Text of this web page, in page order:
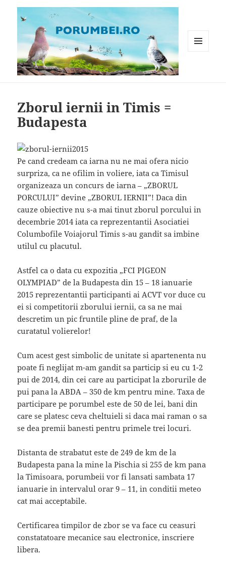
Zborul iernii in Timis =
Budapesta
Pe cand credeam ca iarna nu ne mai ofera nicio
surpriza, ca ne ofilim in voliere, iata ca Timisul
organizeaza un concurs de iarna – „ZBORUL
PORCULUI” devine „ZBORUL IERNII”! Daca din
cauze obiective nu s-a mai tinut zborul porcului in
decembrie 2014 iata ca reprezentantii Asociatiei
Columbofile Voiajorul Timis s-au gandit sa imbine
utilul cu placutul.
Astfel ca o data cu expozitia „FCI PIGEON
OLYMPIAD” de la Budapesta din 15 – 18 ianuarie
2015 reprezentantii participanti ai ACVT vor duce cu
ei si competitorii zborului iernii, ca sa ne mai
descretim un pic fruntile pline de praf, de la
curatatul volierelor!
Cum acest gest simbolic de unitate si apartenenta nu
poate fi neglijat m-am gandit sa particip si eu cu 1-2
pui de 2014, din cei care au participat la zborurile de
pui pana la ABDA – 350 de km pentru mine. Taxa de
participare pe porumbel este de 50 de lei, bani din
care se platesc ceva cheltuieli si daca mai raman o sa
se dea premii banesti pentru primele trei locuri.
Distanta de strabatut este de 249 de km de la
Budapesta pana la mine la Pischia si 255 de km pana
la Timisoara, porumbeii vor fi lansati sambata 17
ianuarie in intervalul orar 9 – 11, in conditii meteo
cat mai acceptabile.
Certificarea timpilor de zbor se va face cu ceasuri
constatatoare mecanice sau electronice, inscriere
libera.